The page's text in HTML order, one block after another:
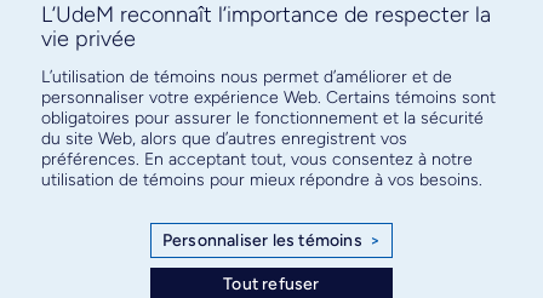
Abonnez-vous à notre infolettre
pour connaître l’actualité facultaire
L’UdeM reconnaît l’importance de respecter la
vie privée
L’utilisation de témoins nous permet d’améliorer et de
personnaliser votre expérience Web. Certains témoins sont
obligatoires pour assurer le fonctionnement et la sécurité
du site Web, alors que d’autres enregistrent vos
préférences. En acceptant tout, vous consentez à notre
utilisation de témoins pour mieux répondre à vos besoins.
Personnaliser les témoins >
Tout refuser